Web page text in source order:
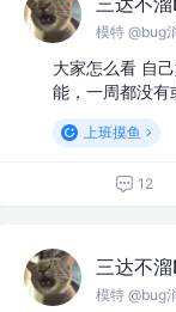
模特 @bug
大家怎么看 自
能，一周都没有
上班摸鱼
12
三达不
模特 @bug